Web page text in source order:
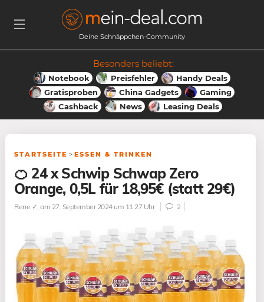
Deine Schnäppchen-Community
Besonders beliebt:
Notebook Preisfehler
Handy Deals
Gratisproben
China Gadgets
Gaming
Cashback
News Leasing Deals
STARTSEITE > ESSEN & TRINKEN
🍊 24 x Schwip Schwap Zero
Orange, 0,5L für 18,95€ (statt 29€)
Rene ✓, am 27. September 2024 um 11:27 Uhr 2